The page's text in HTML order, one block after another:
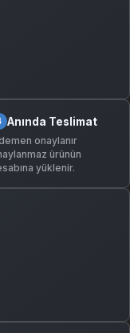
Anında Teslimat
onaylanır
ürünün
yüklenir.